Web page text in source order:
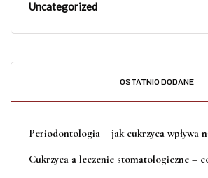
Uncategorized
OSTATNIO DODANE
Periodontologia – jak cukrzyca wpływa
Cukrzyca a leczenie stomatologiczne –